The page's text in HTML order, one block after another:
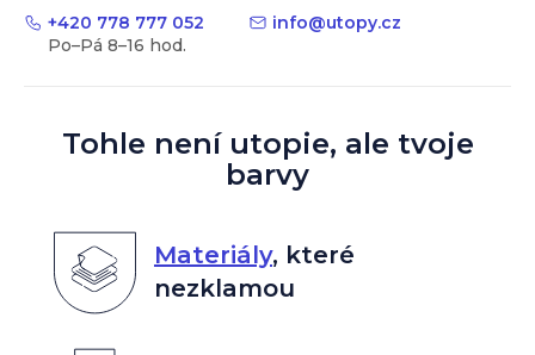
+420 778 777 052 info@utopy.cz
Tohle není utopie, ale tvoje
barvy
Materiály, které
nezklamou